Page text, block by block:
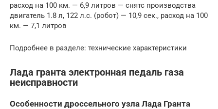
расход на 100 км. — 6,9 литров — снятс производства
двигатель 1.8 л, 122 л.с. (робот) — 10,9 сек., расход на 100
км. — 7,1 литров
Подробнее в разделе: технические характеристики
Лада гранта электронная педаль газа
неисправности
Особенности дроссельного узла Лада Гранта